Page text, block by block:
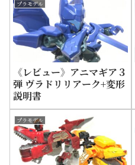
プラモデル
《レビュー》アニマギア３
弾 ヴラドリリアーク+変形
説明書
プラモデル